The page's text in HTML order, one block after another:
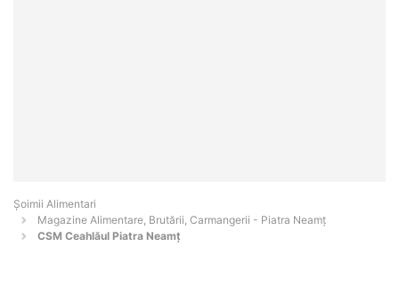
Şoimii Alimentari
Magazine Alimentare, Brutării, Carmangerii - Piatra Neamţ
CSM Ceahlăul Piatra Neamț